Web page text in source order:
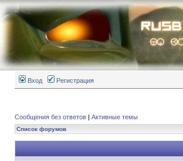
Вход Регистрация
Сообщения без ответов | Активные темы
Список форумов